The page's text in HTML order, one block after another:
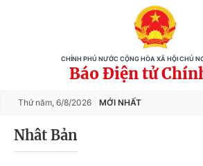
CHÍNH PHỦ NƯỚC CỘNG HÒA XÃ HỘI CHỦ
Báo Điện tử
Thứ năm, 6/8/2026 MỚI NHẤT
Nhât Bản